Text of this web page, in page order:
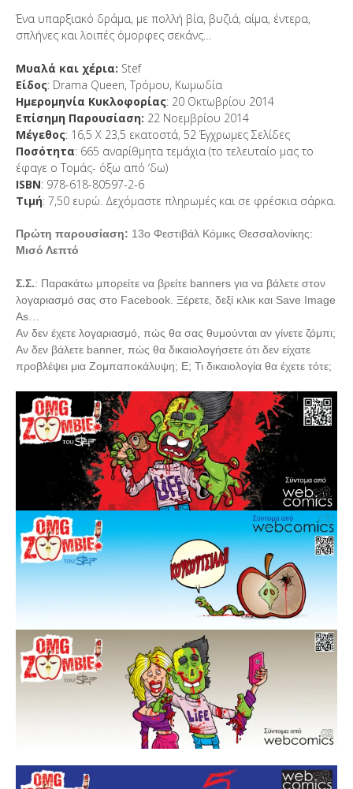
Ένα υπαρξιακό δράμα, με πολλή βία, βυζιά, αίμα, έντερα,
σπλήνες και λοιπές όμορφες σεκάνς…
Μυαλά και χέρια: Stef
Είδος: Drama Queen, Τρόμου, Κωμωδία
Ημερομηνία Κυκλοφορίας: 20 Οκτωβρίου 2014
Επίσημη Παρουσίαση: 22 Νοεμβρίου 2014
Μέγεθος: 16,5 Χ 23,5 εκατοστά, 52 Έγχρωμες Σελίδες
Ποσότητα: 665 αναρίθμητα τεμάχια (το τελευταίο μας το
έφαγε ο Τομάς- όξω από ‘δω)
ISBN: 978-618-80597-2-6
Τιμή: 7,50 ευρώ. Δεχόμαστε πληρωμές και σε φρέσκια σάρκα.
Πρώτη παρουσίαση: 13ο Φεστιβάλ Κόμικς Θεσσαλονίκης:
Μισό Λεπτό
Σ.Σ.: Παρακάτω μπορείτε να βρείτε banners για να βάλετε στον
λογαριασμό σας στο Facebook. Ξέρετε, δεξί κλικ και Save Image
As…
Αν δεν έχετε λογαριασμό, πώς θα σας θυμούνται αν γίνετε ζόμπι;
Αν δεν βάλετε banner, πώς θα δικαιολογήσετε ότι δεν είχατε
προβλέψει μια Ζομπαποκάλυψη; Ε; Τι δικαιολογία θα έχετε τότε;